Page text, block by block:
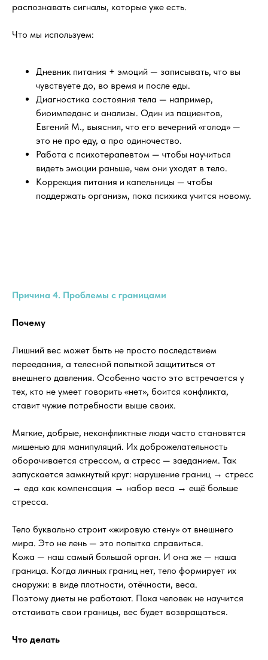
распознавать сигналы, которые уже есть.
Что мы используем:
Дневник питания + эмоций — записывать, что вы
чувствуете до, во время и после еды.
Диагностика состояния тела — например,
биоимпеданс и анализы. Один из пациентов,
Евгений М., выяснил, что его вечерний «голод» —
это не про еду, а про одиночество.
Работа с психотерапевтом — чтобы научиться
видеть эмоции раньше, чем они уходят в тело.
Коррекция питания и капельницы — чтобы
поддержать организм, пока психика учится новому.
Причина 4. Проблемы с границами
Почему
Лишний вес может быть не просто последствием
переедания, а телесной попыткой защититься от
внешнего давления. Особенно часто это встречается у
тех, кто не умеет говорить «нет», боится конфликта,
ставит чужие потребности выше своих.
Мягкие, добрые, неконфликтные люди часто становятся
мишенью для манипуляций. Их доброжелательность
оборачивается стрессом, а стресс — заеданием. Так
запускается замкнутый круг: нарушение границ → стресс
→ еда как компенсация → набор веса → ещё больше
стресса.
Тело буквально строит «жировую стену» от внешнего
мира. Это не лень — это попытка справиться.
Кожа — наш самый большой орган. И она же — наша
граница. Когда личных границ нет, тело формирует их
снаружи: в виде плотности, отёчности, веса.
Поэтому диеты не работают. Пока человек не научится
отстаивать свои границы, вес будет возвращаться.
Что делать